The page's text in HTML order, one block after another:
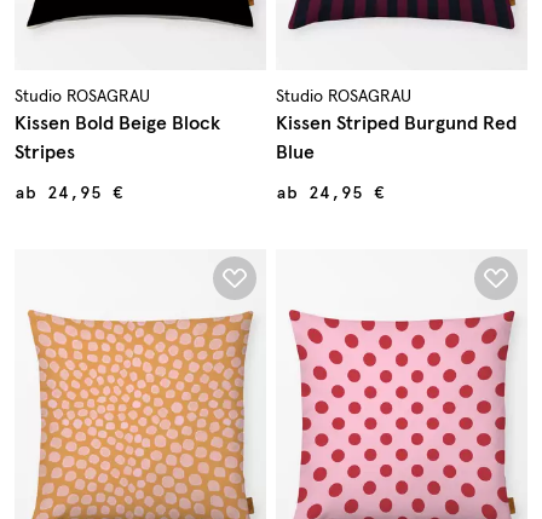
Studio ROSAGRAU
Kissen Bold Beige Block
Stripes
ab 24,95 €
Studio ROSAGRAU
Kissen Striped Burgund Red
Blue
ab 24,95 €